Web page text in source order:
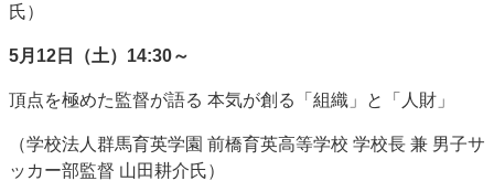
氏）
5月12日（土）14:30～
頂点を極めた監督が語る 本気が創る「組織」と「人財」
（学校法人群馬育英学園 前橋育英高等学校 学校長 兼 男子サ
ッカー部監督 山田耕介氏）